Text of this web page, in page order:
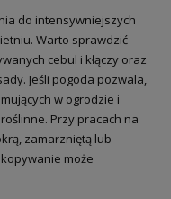
do intensywniejszych
Warto sprawdzić
cebul i kłączy oraz
Jeśli pogoda pozwala,
w ogrodzie i
Przy pracach na
zamarzniętą lub
może